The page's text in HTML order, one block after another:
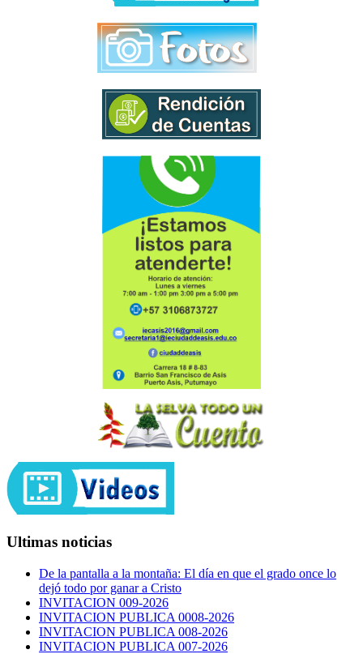
Ultimas noticias
De la pantalla a la montaña: El día en que el grado once lo
dejó todo por ganar a Cristo
INVITACION 009-2026
INVITACION PUBLICA 0008-2026
INVITACION PUBLICA 008-2026
INVITACION PUBLICA 007-2026